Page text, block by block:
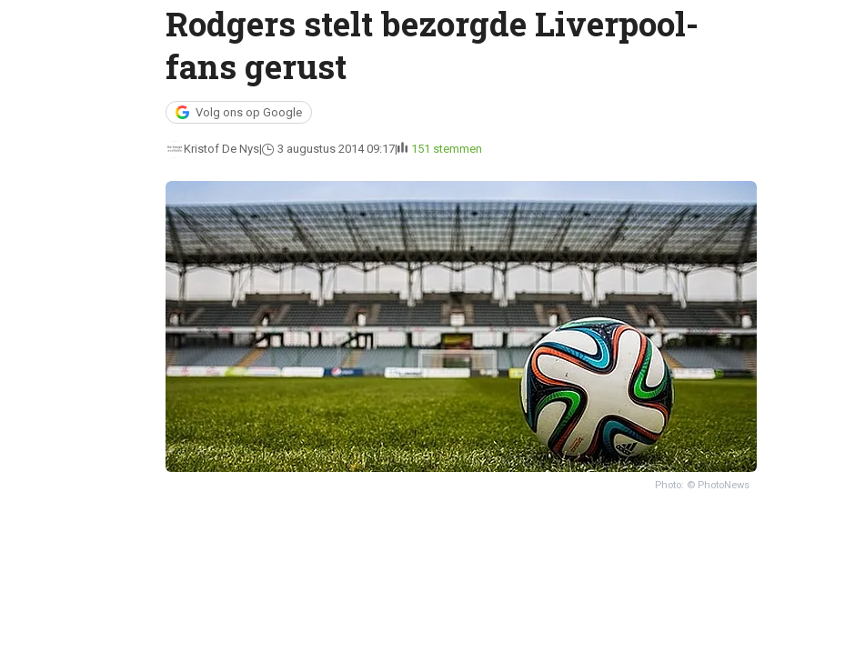
Rodgers stelt bezorgde Liverpool-
fans gerust
Volg ons op Google
Kristof De Nys 3 augustus 2014 09:17 151 stemmen
Photo: © PhotoNews